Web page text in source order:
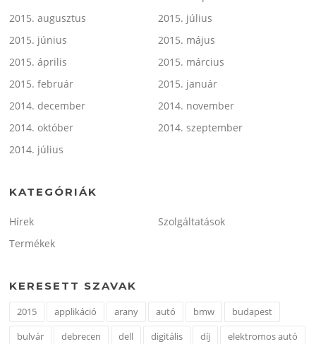
2015. augusztus
2015. július
2015. június
2015. május
2015. április
2015. március
2015. február
2015. január
2014. december
2014. november
2014. október
2014. szeptember
2014. július
KATEGÓRIÁK
Hírek
Szolgáltatások
Termékek
KERESETT SZAVAK
2015 applikáció arany autó bmw
budapest
bulvár
debrecen dell digitális díj elektromos autó